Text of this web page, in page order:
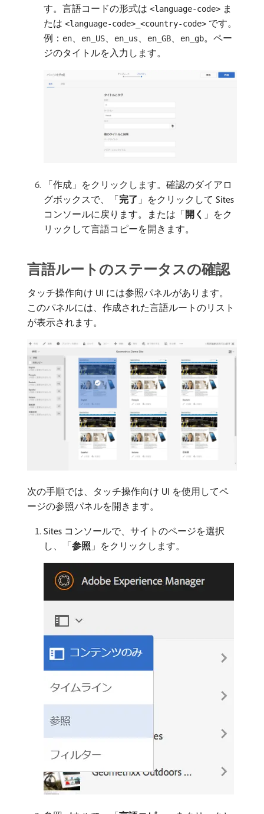
す。言語コードの形式は <language-code> ま
たは <language-code>_<country-code> です。
例： en、 en_US、 en_us、 en_GB、 en_gb。ペー
ジのタイトルを入力します。
「作成」をクリックします。確認のダイアロ
グボックスで、「完了 」をクリックして Sites
コンソールに戻ります。または「開く 」をク
リックして言語コピーを開きます。
言語ルートのステータスの確認
タッチ操作向け UI には参照パネルがあります。
このパネルには、作成された言語ルートのリスト
が表示されます。
次の手順では、タッチ操作向け UI を使用してペ
ージの参照パネルを開きます。
Sites コンソールで、サイトのページを選択
し、「参照 」をクリックします。